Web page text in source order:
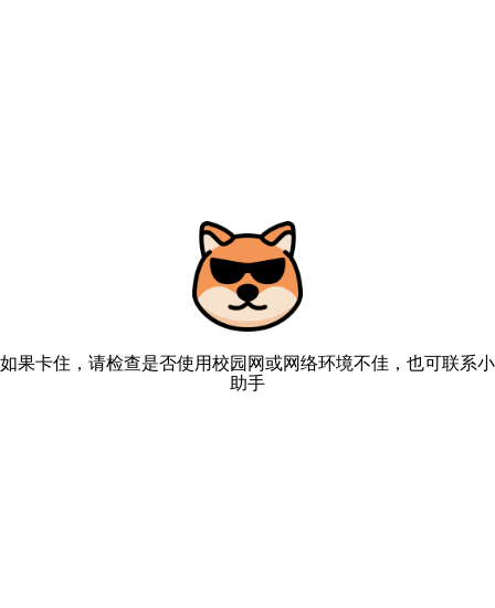
如果卡住，请检查是否使用校园网或网络环境不佳，也可联系小
助手